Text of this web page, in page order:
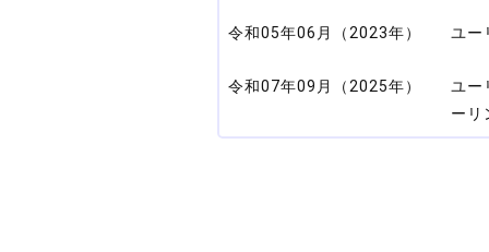
令和05年06月（2023年） ユー
令和07年09月（2025年）
ユー
ーリ